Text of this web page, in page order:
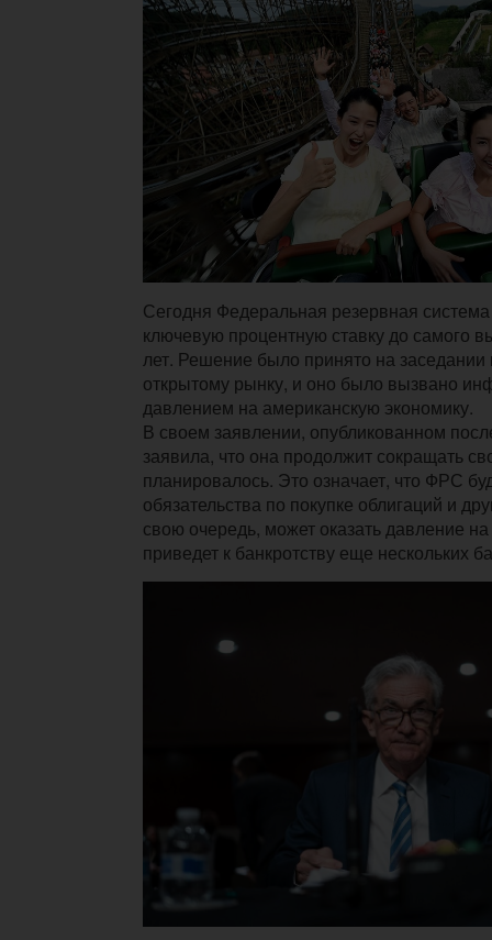
Сегодня Федеральная резервная
ключевую процентную ставку до самого
лет. Решение было принято на
открытому рынку, и оно было вызвано
давлением на американскую экономику.
В своем заявлении, опубликованном
заявила, что она продолжит сокращать
планировалось. Это означает, что ФРС
обязательства по покупке облигаций и
свою очередь, может оказать давление
приведет к банкротству еще нескольких